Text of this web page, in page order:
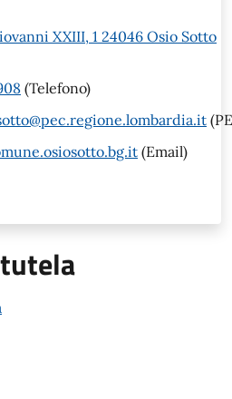
XXIII, 1 24046 Osio Sotto
(Telefono)
(Email)